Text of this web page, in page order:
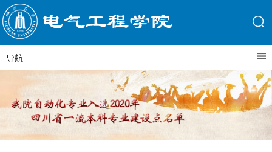
导航